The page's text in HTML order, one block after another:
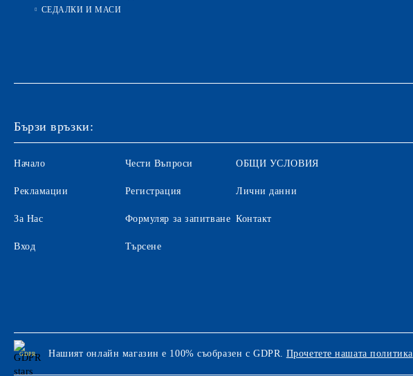
СЕДАЛКИ И МАСИ
Бързи връзки:
Начало
Рекламации
За Нас
Вход
Чести Въпроси
Регистрация
Формуляр за запитване
Търсене
ОБЩИ УСЛОВИЯ
Лични данни
Контакт
GDPR Нашият онлайн магазин е 100% съобразен с GDPR. Прочетете нашата политика